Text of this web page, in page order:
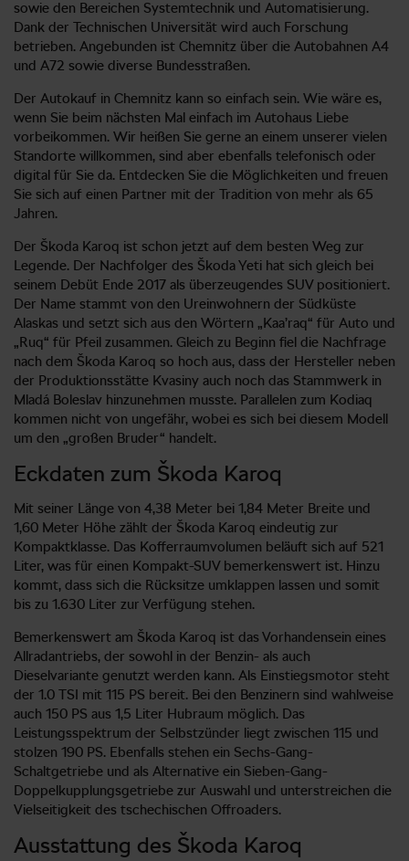
sowie den Bereichen Systemtechnik und Automatisierung.
Dank der Technischen Universität wird auch Forschung
betrieben. Angebunden ist Chemnitz über die Autobahnen A4
und A72 sowie diverse Bundesstraßen.
Der Autokauf in Chemnitz kann so einfach sein. Wie wäre es,
wenn Sie beim nächsten Mal einfach im Autohaus Liebe
vorbeikommen. Wir heißen Sie gerne an einem unserer vielen
Standorte willkommen, sind aber ebenfalls telefonisch oder
digital für Sie da. Entdecken Sie die Möglichkeiten und freuen
Sie sich auf einen Partner mit der Tradition von mehr als 65
Jahren.
Der Škoda Karoq ist schon jetzt auf dem besten Weg zur
Legende. Der Nachfolger des Škoda Yeti hat sich gleich bei
seinem Debüt Ende 2017 als überzeugendes SUV positioniert.
Der Name stammt von den Ureinwohnern der Südküste
Alaskas und setzt sich aus den Wörtern „Kaa’raq“ für Auto und
„Ruq“ für Pfeil zusammen. Gleich zu Beginn fiel die Nachfrage
nach dem Škoda Karoq so hoch aus, dass der Hersteller neben
der Produktionsstätte Kvasiny auch noch das Stammwerk in
Mladá Boleslav hinzunehmen musste. Parallelen zum Kodiaq
kommen nicht von ungefähr, wobei es sich bei diesem Modell
um den „großen Bruder“ handelt.
Eckdaten zum Škoda Karoq
Mit seiner Länge von 4,38 Meter bei 1,84 Meter Breite und
1,60 Meter Höhe zählt der Škoda Karoq eindeutig zur
Kompaktklasse. Das Kofferraumvolumen beläuft sich auf 521
Liter, was für einen Kompakt-SUV bemerkenswert ist. Hinzu
kommt, dass sich die Rücksitze umklappen lassen und somit
bis zu 1.630 Liter zur Verfügung stehen.
Bemerkenswert am Škoda Karoq ist das Vorhandensein eines
Allradantriebs, der sowohl in der Benzin- als auch
Dieselvariante genutzt werden kann. Als Einstiegsmotor steht
der 1.0 TSI mit 115 PS bereit. Bei den Benzinern sind wahlweise
auch 150 PS aus 1,5 Liter Hubraum möglich. Das
Leistungsspektrum der Selbstzünder liegt zwischen 115 und
stolzen 190 PS. Ebenfalls stehen ein Sechs-Gang-
Schaltgetriebe und als Alternative ein Sieben-Gang-
Doppelkupplungsgetriebe zur Auswahl und unterstreichen die
Vielseitigkeit des tschechischen Offroaders.
Ausstattung des Škoda Karoq